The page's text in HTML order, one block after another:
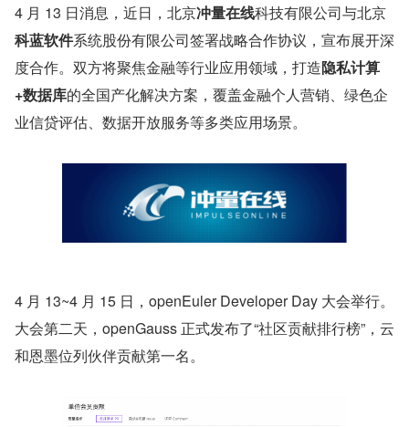
4 月 13 日消息，近日，北京冲量在线科技有限公司与北京
科蓝软件系统股份有限公司签署战略合作协议，宣布展开深
度合作。双方将聚焦金融等行业应用领域，打造隐私计算
+数据库的全国产化解决方案，覆盖金融个人营销、绿色企
业信贷评估、数据开放服务等多类应用场景。
4 月 13~4 月 15 日，openEuler Developer Day 大会举行。
大会第二天，openGauss 正式发布了“社区贡献排行榜”，云
和恩墨位列伙伴贡献第一名。